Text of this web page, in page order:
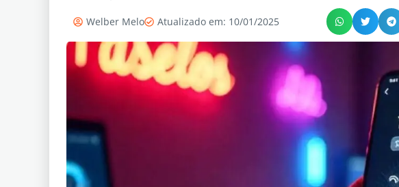
Welber Melo Atualizado em: 10/01/2025